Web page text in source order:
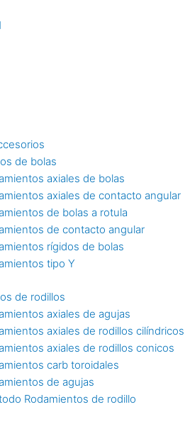
de bolas
axiales de bolas
axiales de contacto angular
de bolas a rotula
de contacto angular
rígidos de bolas
tipo Y
de rodillos
axiales de agujas
axiales de rodillos cilíndricos
axiales de rodillos conicos
carb toroidales
de agujas
Rodamientos de rodillo